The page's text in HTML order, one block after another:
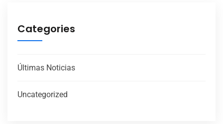
Categories
Últimas Noticias
Uncategorized